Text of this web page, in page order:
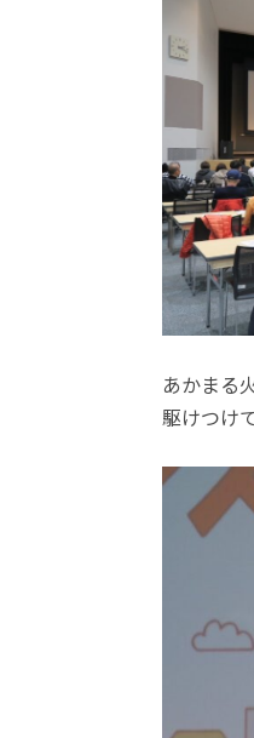
あかまる
駆けつけ